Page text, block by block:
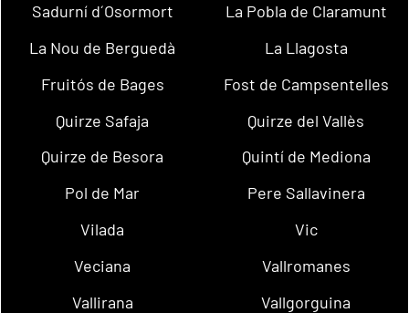
Sadurní d´Osormort
La Pobla de Claramunt
La Nou de Berguedà
La Llagosta
Fruitós de Bages
Fost de Campsentelles
Quirze Safaja
Quirze del Vallès
Quirze de Besora
Quintí de Mediona
Pol de Mar
Pere Sallavinera
Vilada
Vic
Veciana
Vallromanes
Vallirana
Vallgorguina